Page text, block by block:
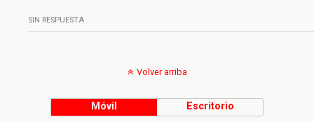
SIN RESPUESTA
Volver arriba
Móvil Escritorio